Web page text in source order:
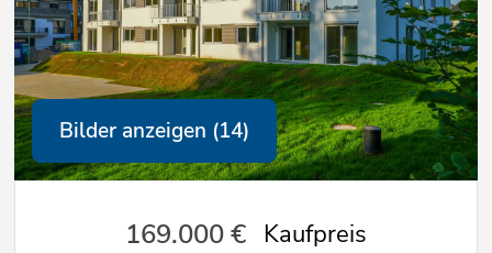
Bilder anzeigen (14)
169.000 € Kaufpreis